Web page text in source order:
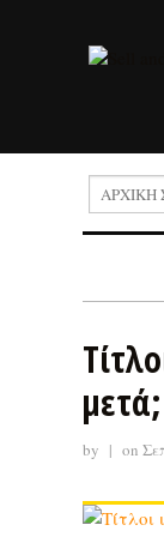
μετά;
by | on